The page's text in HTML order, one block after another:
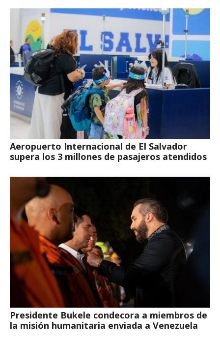
Aeropuerto Internacional de El Salvador
supera los 3 millones de pasajeros atendidos
Presidente Bukele condecora a miembros de
la misión humanitaria enviada a Venezuela